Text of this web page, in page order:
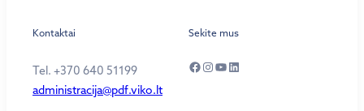
Kontaktai
Tel. +370 640 51199
administracija@pdf.viko.lt
Sekite mus
Facebook
Instagram
YouTube
LinkedIn